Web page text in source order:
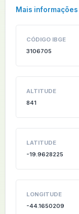
Mais
CÓDIGO IBGE
3106705
ALTITUDE
841
LATITUDE
-19.9628225
LONGITUDE
-44.1650209